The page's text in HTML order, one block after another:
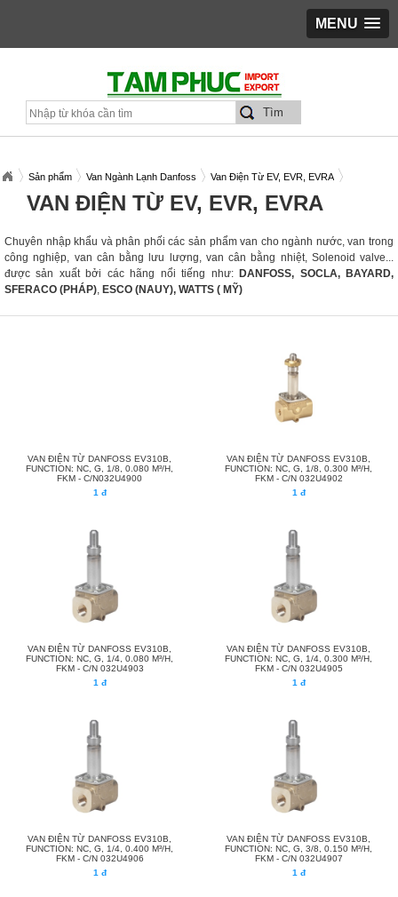
MENU
Sản phẩm Van Ngành Lạnh Danfoss Van Điện Từ EV, EVR, EVRA
VAN ĐIỆN TỪ EV, EVR, EVRA
Chuyên nhập khẩu và phân phối các sản phẩm van cho ngành nước, van trong
công nghiệp, van cân bằng lưu lượng, van cân bằng nhiệt, Solenoid valve...
được sản xuất bởi các hãng nổi tiếng như: DANFOSS, SOCLA, BAYARD,
SFERACO (PHÁP), ESCO (NAUY), WATTS ( MỸ)
VAN ĐIỆN TỪ DANFOSS EV310B,
FUNCTION: NC, G, 1/8, 0.080 M³/H,
FKM - C/N032U4900
1 đ
VAN ĐIỆN TỪ DANFOSS EV310B,
FUNCTION: NC, G, 1/8, 0.300 M³/H,
FKM - C/N 032U4902
1 đ
VAN ĐIỆN TỪ DANFOSS EV310B,
FUNCTION: NC, G, 1/4, 0.080 M³/H,
FKM - C/N 032U4903
1 đ
VAN ĐIỆN TỪ DANFOSS EV310B,
FUNCTION: NC, G, 1/4, 0.300 M³/H,
FKM - C/N 032U4905
1 đ
VAN ĐIỆN TỪ DANFOSS EV310B,
FUNCTION: NC, G, 1/4, 0.400 M³/H,
FKM - C/N 032U4906
1 đ
VAN ĐIỆN TỪ DANFOSS EV310B,
FUNCTION: NC, G, 3/8, 0.150 M³/H,
FKM - C/N 032U4907
1 đ